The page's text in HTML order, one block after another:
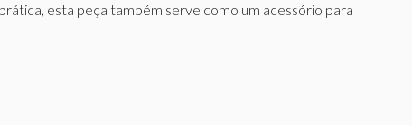
esta peça também serve como um acessório para